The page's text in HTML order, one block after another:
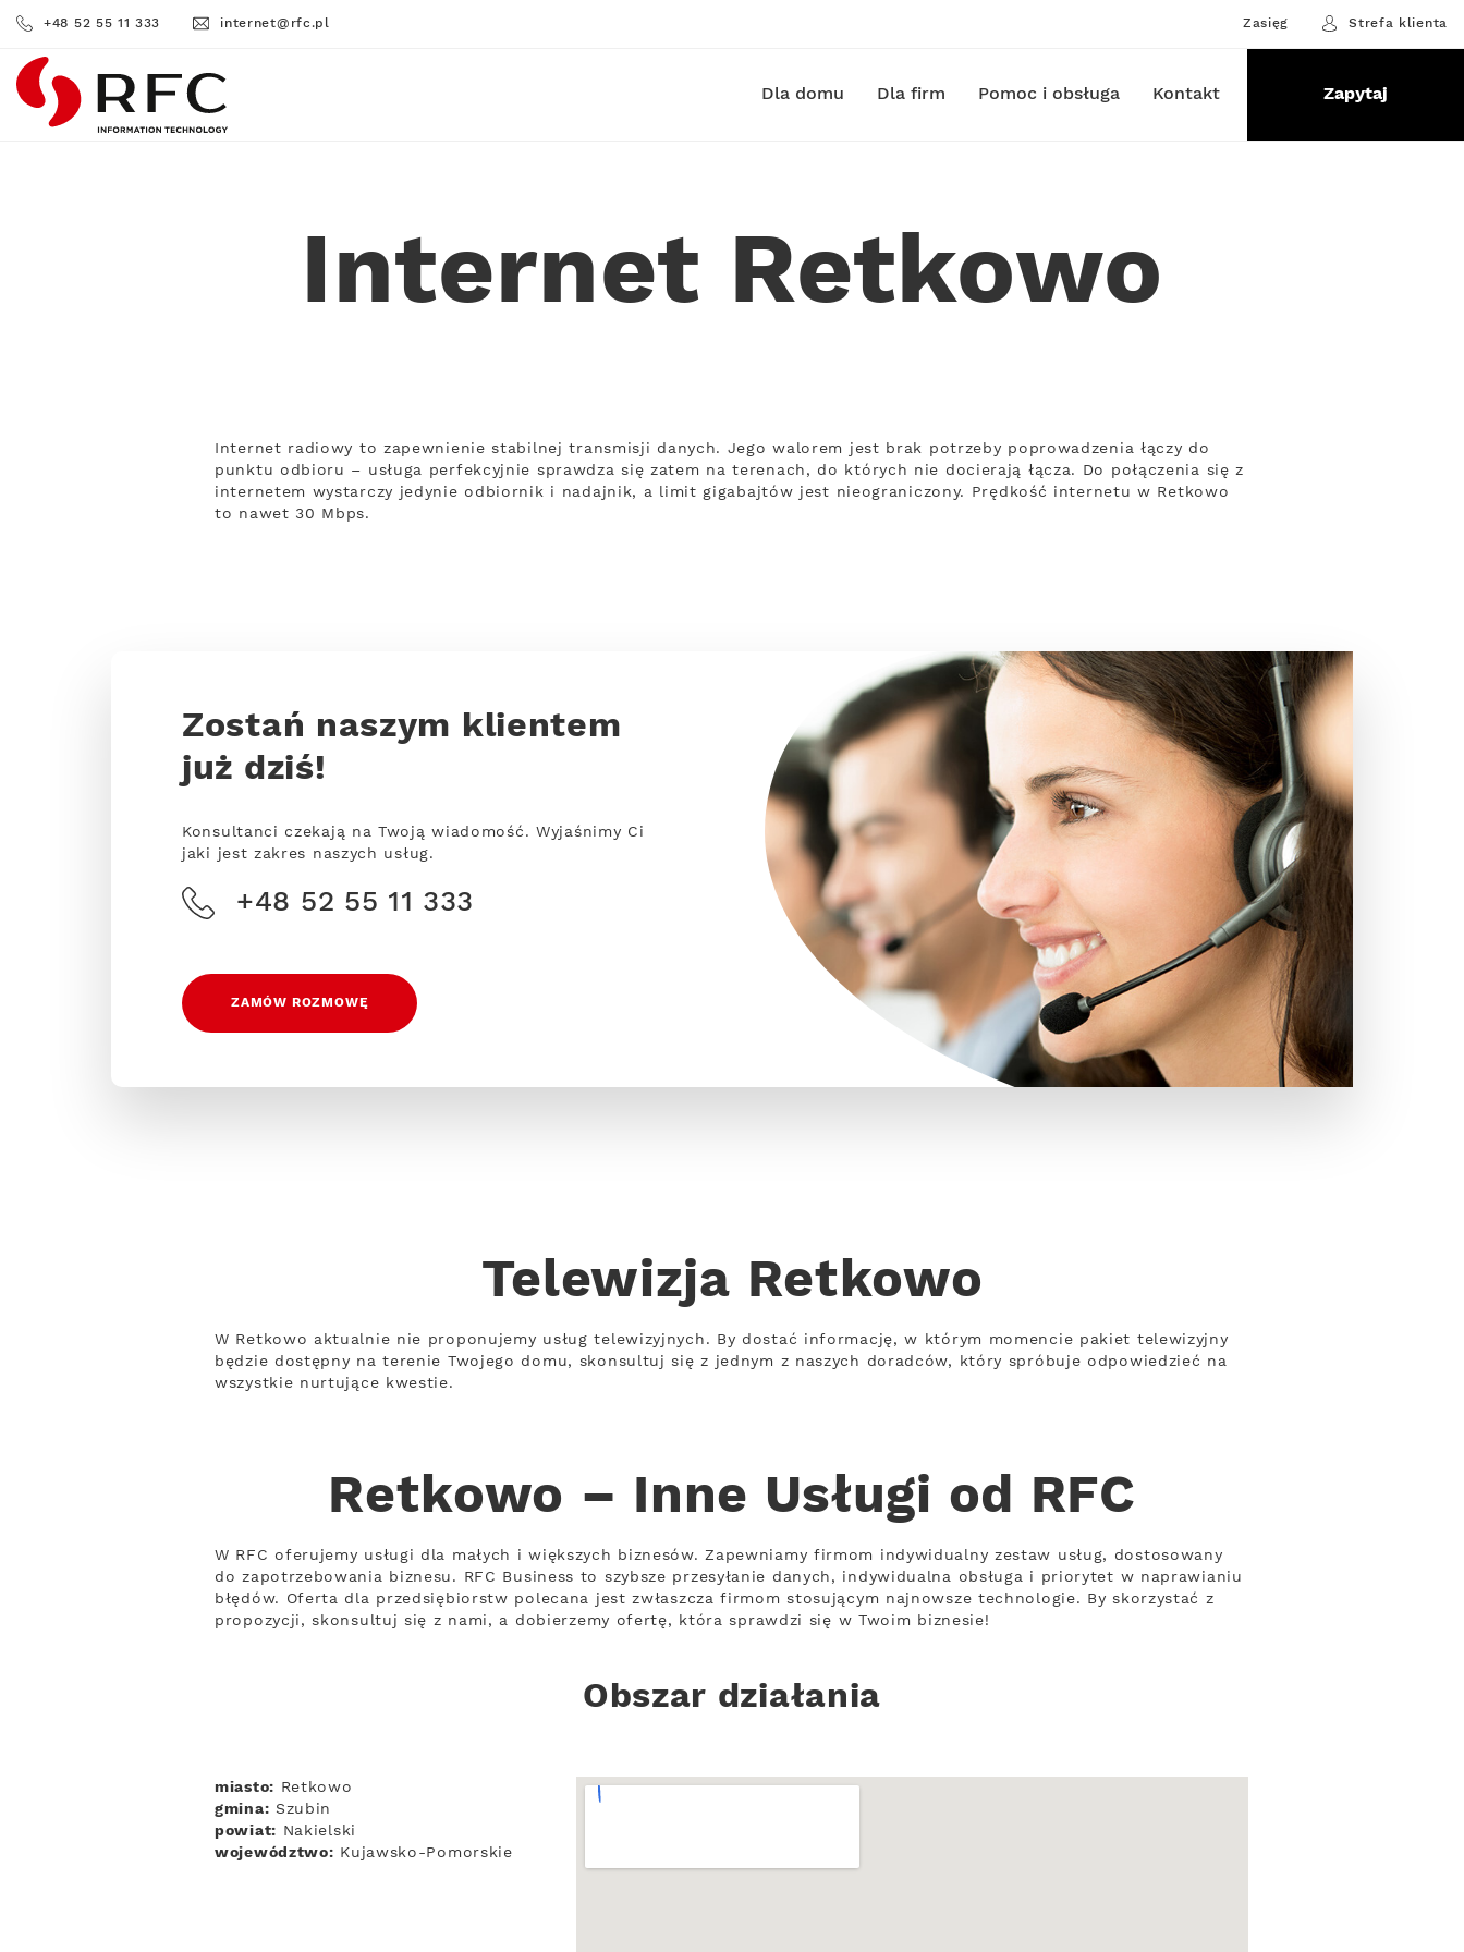
+48 52 55 11 333 internet@rfc.pl Zasięg Strefa klienta
RFC Dla domu Dla firm Pomoc i obsługa Kontakt Zapytaj
Internet Retkowo
Internet radiowy to zapewnienie stabilnej transmisji danych. Jego walorem jest brak potrzeby poprowadzenia łączy do
punktu odbioru – usługa perfekcyjnie sprawdza się zatem na terenach, do których nie docierają łącza. Do połączenia się z
internetem wystarczy jedynie odbiornik i nadajnik, a limit gigabajtów jest nieograniczony. Prędkość internetu w Retkowo
to nawet 30 Mbps.
Zostań naszym klientem
już dziś!
Konsultanci czekają na Twoją wiadomość. Wyjaśnimy Ci
jaki jest zakres naszych usług.
+48 52 55 11 333
ZAMÓW ROZMOWĘ
Telewizja Retkowo
W Retkowo aktualnie nie proponujemy usług telewizyjnych. By dostać informację, w którym momencie pakiet telewizyjny
będzie dostępny na terenie Twojego domu, skonsultuj się z jednym z naszych doradców, który spróbuje odpowiedzieć na
wszystkie nurtujące kwestie.
Retkowo – Inne Usługi od RFC
W RFC oferujemy usługi dla małych i większych biznesów. Zapewniamy firmom indywidualny zestaw usług, dostosowany
do zapotrzebowania biznesu. RFC Business to szybsze przesyłanie danych, indywidualna obsługa i priorytet w naprawianiu
błędów. Oferta dla przedsiębiorstw polecana jest zwłaszcza firmom stosującym najnowsze technologie. By skorzystać z
propozycji, skonsultuj się z nami, a dobierzemy ofertę, która sprawdzi się w Twoim biznesie!
Obszar działania
miasto: Retkowo
gmina: Szubin
powiat: Nakielski
województwo: Kujawsko-Pomorskie